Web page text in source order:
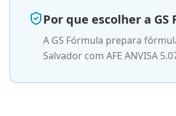
Por que escolher a GS
A GS Fórmula prepara
Salvador com AFE ANVISA